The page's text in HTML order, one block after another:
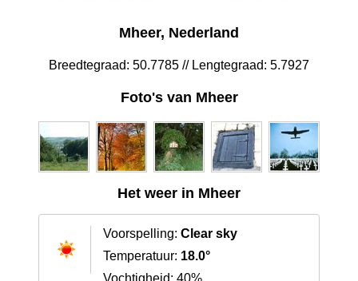
Mheer, Nederland
Breedtegraad: 50.7785 // Lengtegraad: 5.7927
Foto's van Mheer
Het weer in Mheer
Voorspelling: Clear sky
Temperatuur: 18.0°